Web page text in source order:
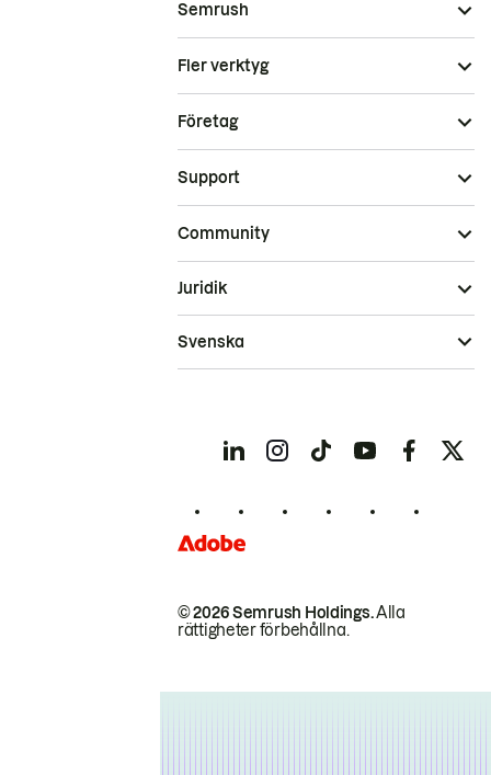
Semrush
Fler verktyg
Företag
Support
Community
© 2026 Semrush Holdings.Alla
rättigheter förbehållna.
Juridik
Svenska